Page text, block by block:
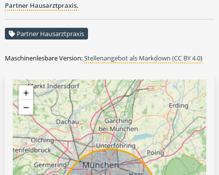
Partner Hausarztpraxis.
Partner Hausarztpraxis
Maschinenlesbare Version:Stellenangebot als Markdown (CC BY 4.0)
+
−